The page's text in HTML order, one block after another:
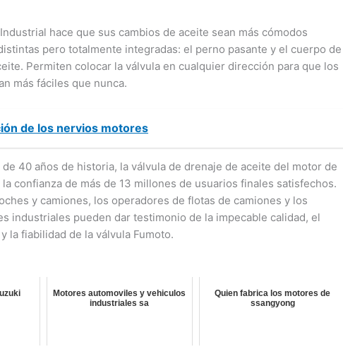
hace que sus cambios de aceite sean más cómodos
pero totalmente integradas: el perno pasante y el cuerpo de
Permiten colocar la válvula en cualquier dirección para que los
más fáciles que nunca.
de los nervios motores
40 años de historia, la válvula de drenaje de aceite del motor de
la confianza de más de 13 millones de usuarios finales satisfechos.
y camiones, los operadores de flotas de camiones y los
industriales pueden dar testimonio de la impecable calidad, el
la fiabilidad de la válvula Fumoto.
Motores automoviles y vehiculos
industriales sa
Quien fabrica los motores de
ssangyong